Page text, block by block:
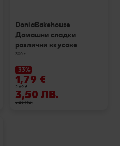
DoniaBakehouse
Домашни сладки
различни вкусове
300 г
-33%
1,79 €
2,69 €
3,50 ЛВ.
5,26 ЛВ.